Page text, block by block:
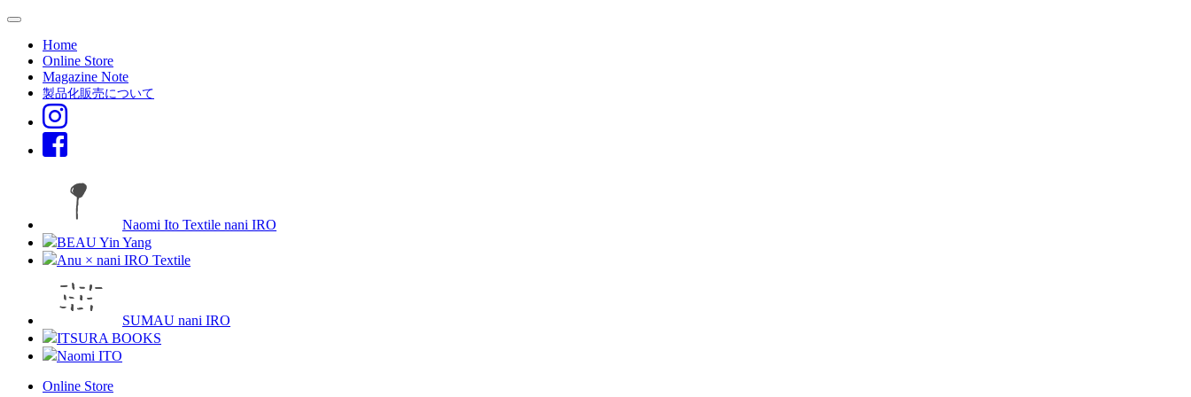
Home
Online Store
Magazine Note
製品化販売について
Naomi Ito Textile nani IRO
BEAU Yin Yang
Anu × nani IRO Textile
SUMAU nani IRO
ITSURA BOOKS
Naomi ITO
Online Store